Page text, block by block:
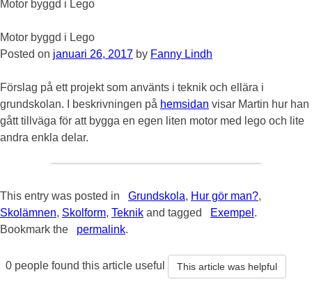
Motor byggd i Lego
Motor byggd i Lego
Posted on januari 26, 2017 by Fanny Lindh
Förslag på ett projekt som använts i teknik och ellära i
grundskolan. I beskrivningen på hemsidan visar Martin hur han
gått tillväga för att bygga en egen liten motor med lego och lite
andra enkla delar.
This entry was posted in Grundskola, Hur gör man?,
Skolämnen, Skolform, Teknik and tagged Exempel .
Bookmark the
permalink.
0 people found this article useful This article was helpful